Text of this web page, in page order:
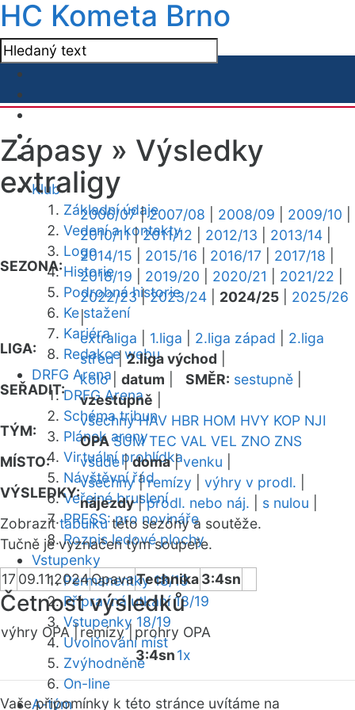
HC Kometa Brno
Klub
Základní údaje
Vedení a kontakty
Logo
Historie
Podrobná historie
Ke stažení
Kariéra
Redakce webu
DRFG Arena
DRFG Arena
Schéma tribun
Plánek areny
Virtuální prohlídka
Návštěvní řád
Veřejné bruslení
PRESS: pro novináře
Rozpis ledové plochy
Vstupenky
Permanentky 18/19
Přípravná utkání 18/19
Vstupenky 18/19
Uvolňování míst
Zvýhodněné
On-line
A-tým
Zápasy » Výsledky
extraligy
SEZONA:
2006/07|2007/08 2008/09 2009/10
2010/11|2011/12 2012/13 2013/14
2014/15
2015/16 2016/17 2017/18
2018/19
2019/20 2020/21 2021/22
2022/23|2023/24 2024/25
2025/26
|
LIGA:
extraliga 1.liga 2.liga západ
2.liga
střed|2.liga východ
SEŘADIT:
kolo| datum SMĚR: sestupně
vzestupně
TÝM:
všechny HAV HBR HOM HVY KOP NJI
OPA SUM TEC VAL VEL ZNO ZNS
MÍSTO:
všude|doma|venku
VÝSLEDKY:
všechny|remízy výhry v prodl.
nájezdy|prodl. nebo náj. s nulou
Zobrazittabulkutéto sezóny a soutěže.
Tučně je vyznačen tým soupeře.
17 09.11.2024OpavaTechnika3:4sn
Četnost výsledků
výhry OPA |remízy | prohry OPA
3:4sn1x
Vaše připomínky k této stránce uvítáme na